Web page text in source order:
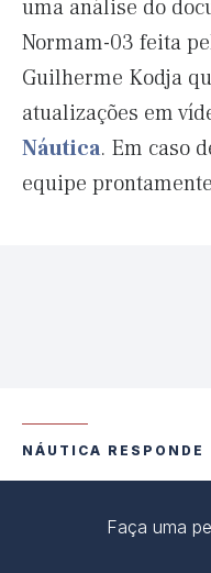
uma análise do
Normam-03 feita
Guilherme Kodja
atualizações em
Náutica. Em caso
equipe
NÁUTICA RESPONDE
Faça uma